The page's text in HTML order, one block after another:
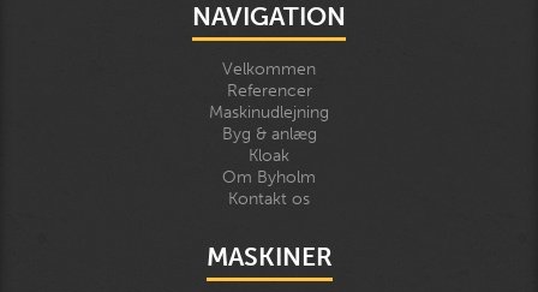
NAVIGATION
Velkommen
Referencer
Maskinudlejning
Byg & anlæg
Kloak
Om Byholm
Kontakt os
MASKINER